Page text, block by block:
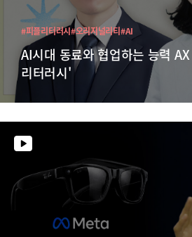
AI시대 동료와 협업하는 능력
리터러시'
#피플리터러시#오리지널리티#AI